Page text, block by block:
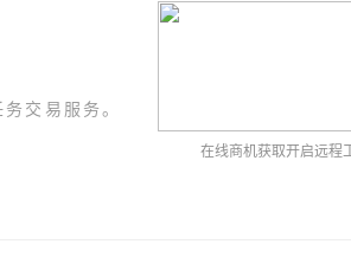
交易服务。
在线商机获取开启远程